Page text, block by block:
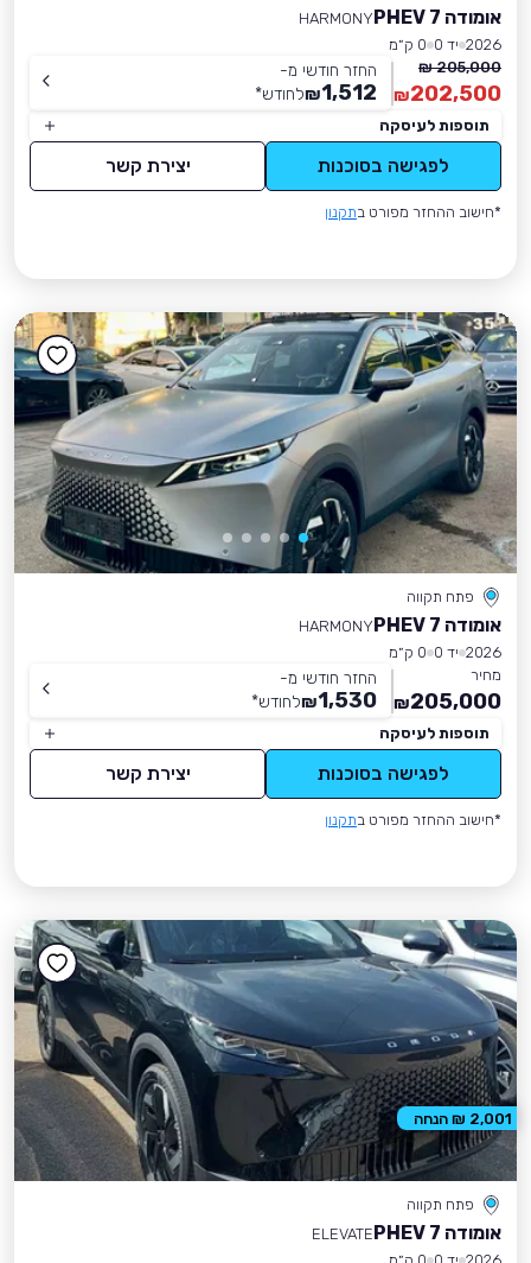
אומודה 7 PHEV
HARMONY
2026 יד 0
0 ק״מ
205,000 ₪
202,500
₪
החזר חודשי מ-
1,512
₪לחודש*
תוספות לעיסקה
לפגישה בסוכנות יצירת קשר
*חישוב ההחזר מפורט בתקנון
פתח תקווה
אומודה 7 PHEV
HARMONY
2026 יד 0
0 ק״מ
מחיר
205,000
₪
החזר חודשי מ-
1,530
₪לחודש*
תוספות לעיסקה
לפגישה בסוכנות יצירת קשר
*חישוב ההחזר מפורט בתקנון
פתח תקווה
אומודה 7 PHEV
ELEVATE
2,001 ₪ הנחה